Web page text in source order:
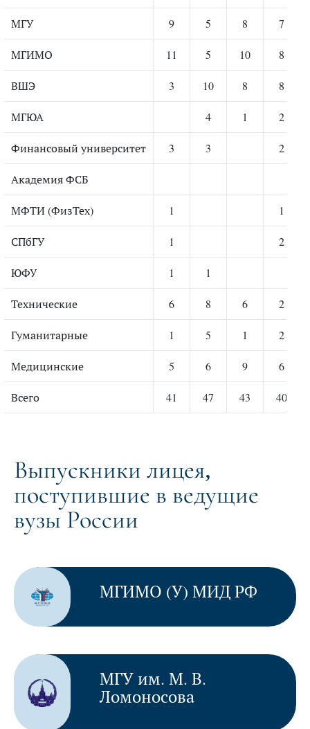
МГУ 9 5 8 7
МГИМО 11 5 10 8
ВШЭ 3 10 8 8
МГЮА 4 1 2
Финансовый университет 3 3 2
Академия ФСБ
МФТИ (ФизТех) 1 1
СПбГУ 1 2
ЮФУ 1 1
Технические 6 8 6 2
Гуманитарные 1 5 1 2
Медицинские 5 6 9 6
Всего 41 47 43 40
Выпускники лицея,
поступившие в ведущие
вузы России
МГИМО (У) МИД РФ
МГУ им. М. В.
Ломоносова